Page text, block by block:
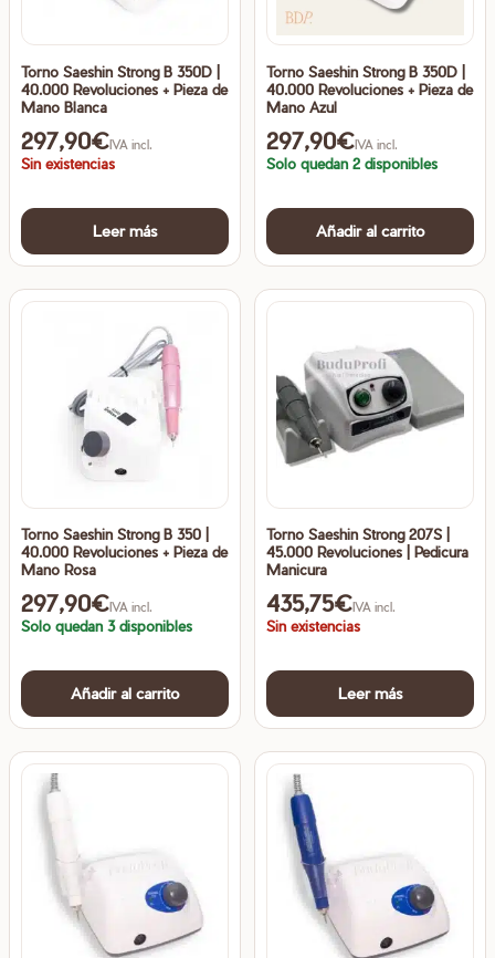
Torno Saeshin Strong B 350D |
40.000 Revoluciones + Pieza de
Mano Blanca
297,90€IVA incl.
Sin existencias
Leer más
Torno Saeshin Strong B 350D |
40.000 Revoluciones + Pieza de
Mano Azul
297,90€IVA incl.
Solo quedan 2 disponibles
Añadir al carrito
Torno Saeshin Strong B 350 |
40.000 Revoluciones + Pieza de
Mano Rosa
297,90€IVA incl.
Solo quedan 3 disponibles
Añadir al carrito
Torno Saeshin Strong 207S |
45.000 Revoluciones | Pedicura
Manicura
435,75€IVA incl.
Sin existencias
Leer más